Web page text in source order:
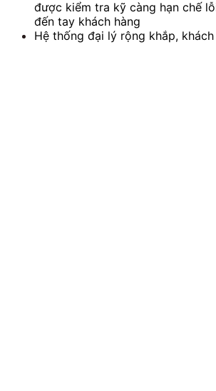
được kiểm tra kỹ càng hạn chế
đến tay khách hàng
Hệ thống đại lý rộng khắp,